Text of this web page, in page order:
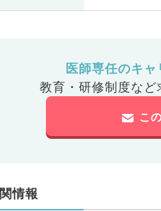
医師専任のキ
教育・研修制度など
こ
情報